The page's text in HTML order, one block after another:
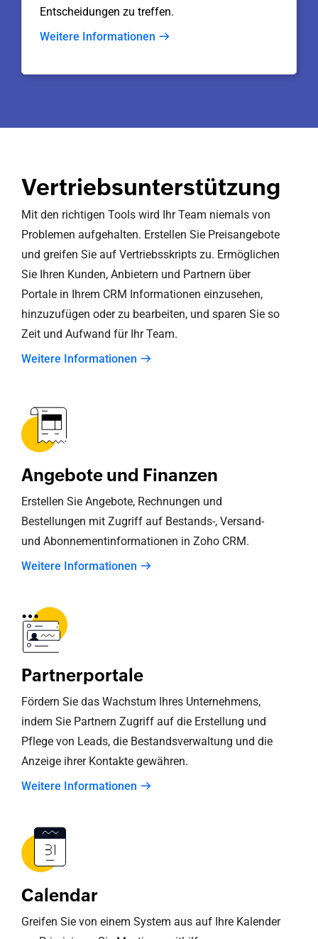
Entscheidungen zu treffen.
Weitere Informationen
Vertriebsunterstützung
Mit den richtigen Tools wird Ihr Team niemals von
Problemen aufgehalten. Erstellen Sie Preisangebote
und greifen Sie auf Vertriebsskripts zu. Ermöglichen
Sie Ihren Kunden, Anbietern und Partnern über
Portale in Ihrem CRM Informationen einzusehen,
hinzuzufügen oder zu bearbeiten, und sparen Sie so
Zeit und Aufwand für Ihr Team.
Weitere Informationen
Angebote und Finanzen
Erstellen Sie Angebote, Rechnungen und
Bestellungen mit Zugriff auf Bestands-, Versand-
und Abonnementinformationen in Zoho CRM.
Weitere Informationen
Partnerportale
Fördern Sie das Wachstum Ihres Unternehmens,
indem Sie Partnern Zugriff auf die Erstellung und
Pflege von Leads, die Bestandsverwaltung und die
Anzeige ihrer Kontakte gewähren.
Weitere Informationen
Calendar
Greifen Sie von einem System aus auf Ihre Kalender